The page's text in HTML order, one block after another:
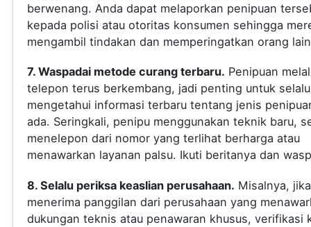
berwenang. Anda dapat melaporkan penipuan
kepada polisi atau otoritas konsumen sehingga
mengambil tindakan dan memperingatkan orang
7. Waspadai metode curang terbaru. Penipuan
telepon terus berkembang, jadi penting untuk selalu
mengetahui informasi terbaru tentang jenis
ada. Seringkali, penipu menggunakan teknik baru,
menelepon dari nomor yang terlihat berharga atau
menawarkan layanan palsu. Ikuti beritanya dan
8. Selalu periksa keaslian perusahaan. Misalnya,
menerima panggilan dari perusahaan yang
dukungan teknis atau penawaran khusus, verifikasi